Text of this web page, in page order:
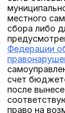
местного
сбора либо
Федерации
счет
после
право на